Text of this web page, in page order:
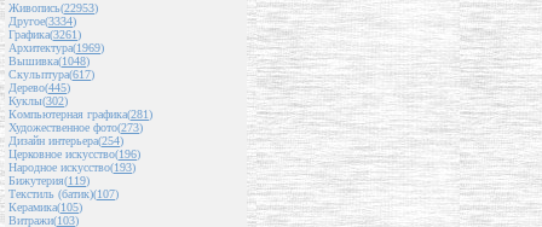
Живопись(22953)
Другое(3334)
Графика(3261)
Архитектура(1969)
Вышивка(1048)
Скульптура(617)
Дерево(445)
Куклы(302)
Компьютерная графика(281)
Художественное фото(273)
Дизайн интерьера(254)
Церковное искусство(196)
Народное искусство(193)
Бижутерия(119)
Текстиль (батик)(107)
Керамика(105)
Витражи(103)